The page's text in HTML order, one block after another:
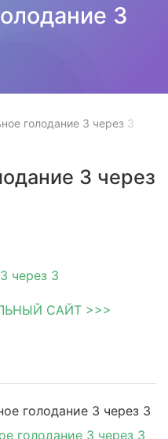
3
голодание 3 через 3
3 через
САЙТ >>>
голодание 3 через 3